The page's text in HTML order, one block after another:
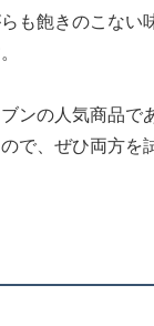
も飽きのこない
ンの人気商品で
で、ぜひ両方を